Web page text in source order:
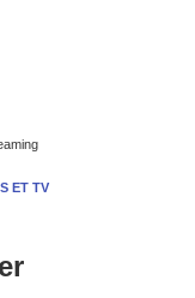
ET TV